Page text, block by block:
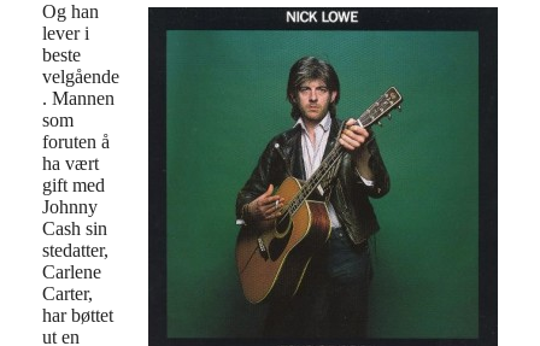
Og han
lever i
beste
velgående
. Mannen
som
foruten å
ha vært
gift med
Johnny
Cash sin
stedatter,
Carlene
Carter,
har bøttet
ut en